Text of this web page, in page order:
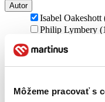
Môžeme pracovať s
Autor
Isabel Oakeshott
Philip Lymbery
Vydavateľstvo
brožovaná